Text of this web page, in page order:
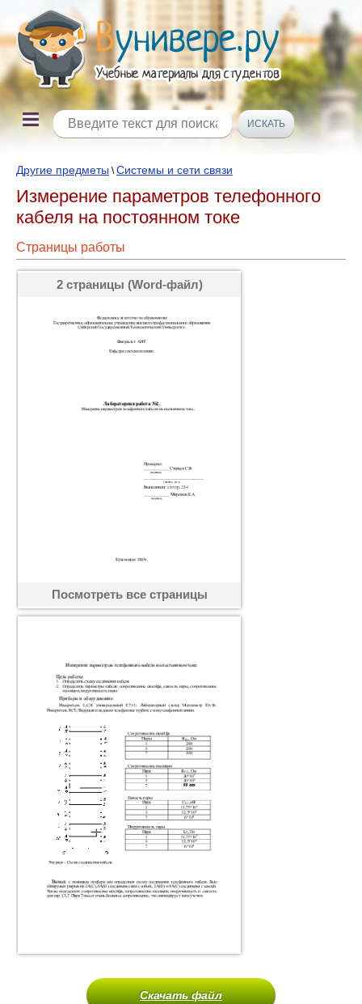
Другие предметы \Системы и сети связи
Измерение параметров телефонного
кабеля на постоянном токе
Страницы работы
2 страницы (Word-файл)
Посмотреть все страницы
Скачать файл